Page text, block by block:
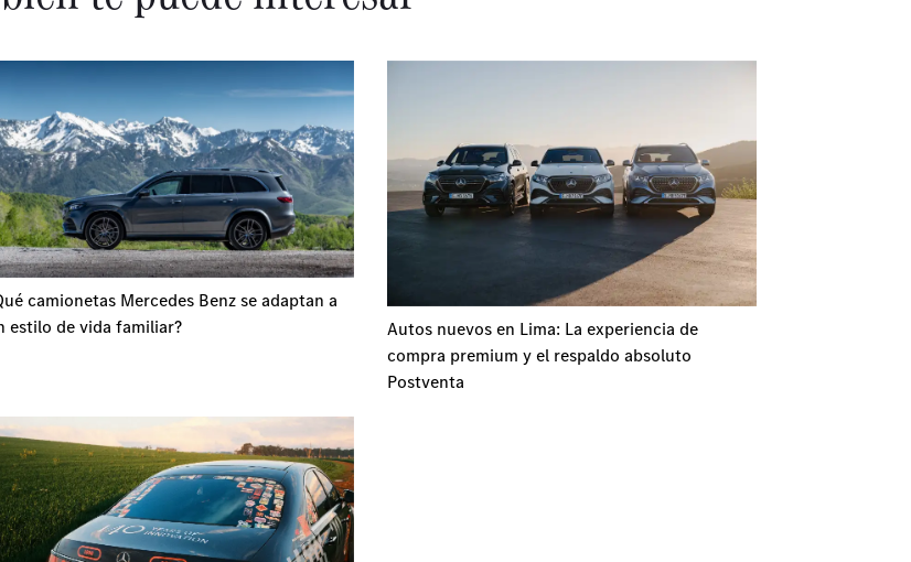
camionetas Mercedes Benz se adaptan a
estilo de vida familiar?
Autos nuevos en Lima: La experiencia de
compra premium y el respaldo absoluto
Postventa